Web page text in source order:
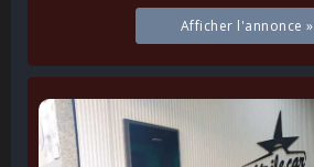
Afficher l'annonce »